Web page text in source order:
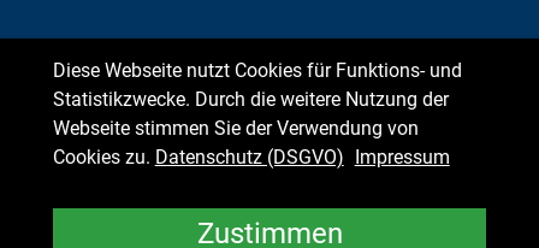
Diese Webseite nutzt Cookies für Funktions- und
Statistikzwecke. Durch die weitere Nutzung der
Webseite stimmen Sie der Verwendung von
Cookies zu. Datenschutz (DSGVO) Impressum
Zustimmen